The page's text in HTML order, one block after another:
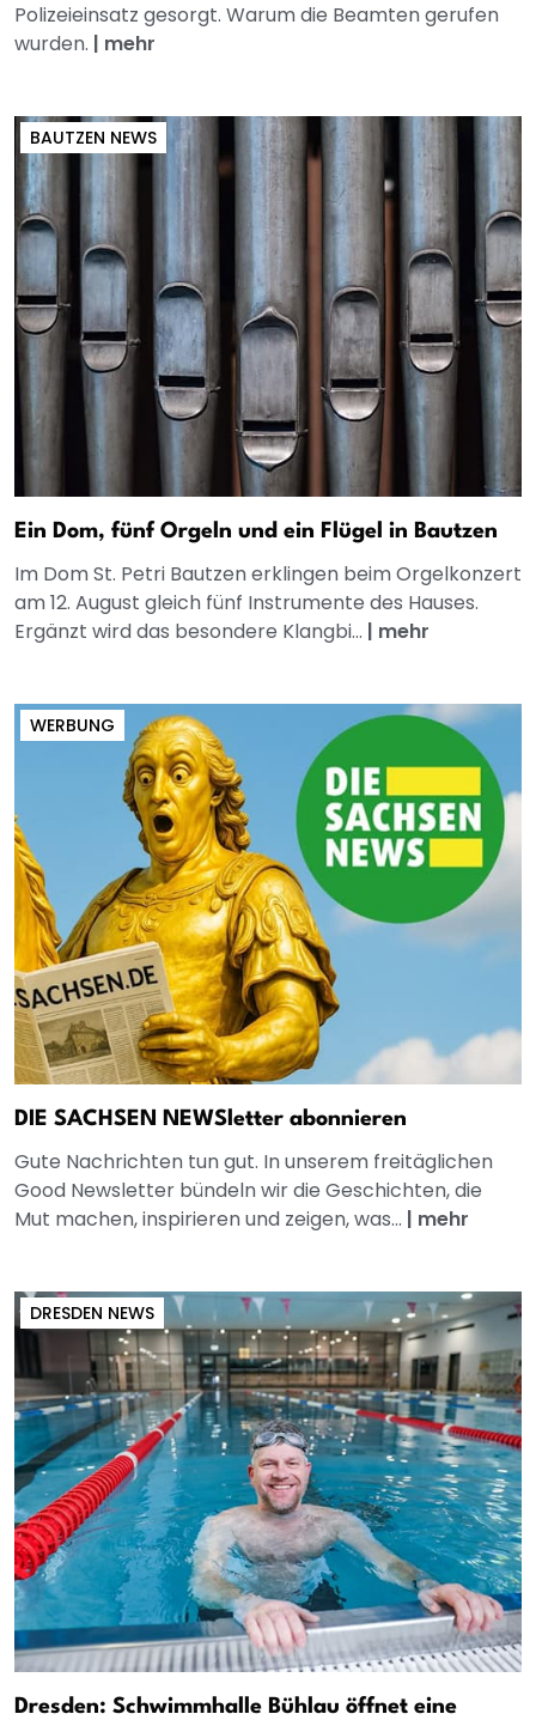
Polizeieinsatz gesorgt. Warum die Beamten gerufen
wurden. | mehr
BAUTZEN NEWS
Ein Dom, fünf Orgeln und ein Flügel in Bautzen
Im Dom St. Petri Bautzen erklingen beim Orgelkonzert
am 12. August gleich fünf Instrumente des Hauses.
Ergänzt wird das besondere Klangbi... | mehr
WERBUNG
DIE SACHSEN NEWSletter abonnieren
Gute Nachrichten tun gut. In unserem freitäglichen
Good Newsletter bündeln wir die Geschichten, die
Mut machen, inspirieren und zeigen, was... | mehr
DRESDEN NEWS
Dresden: Schwimmhalle Bühlau öffnet eine